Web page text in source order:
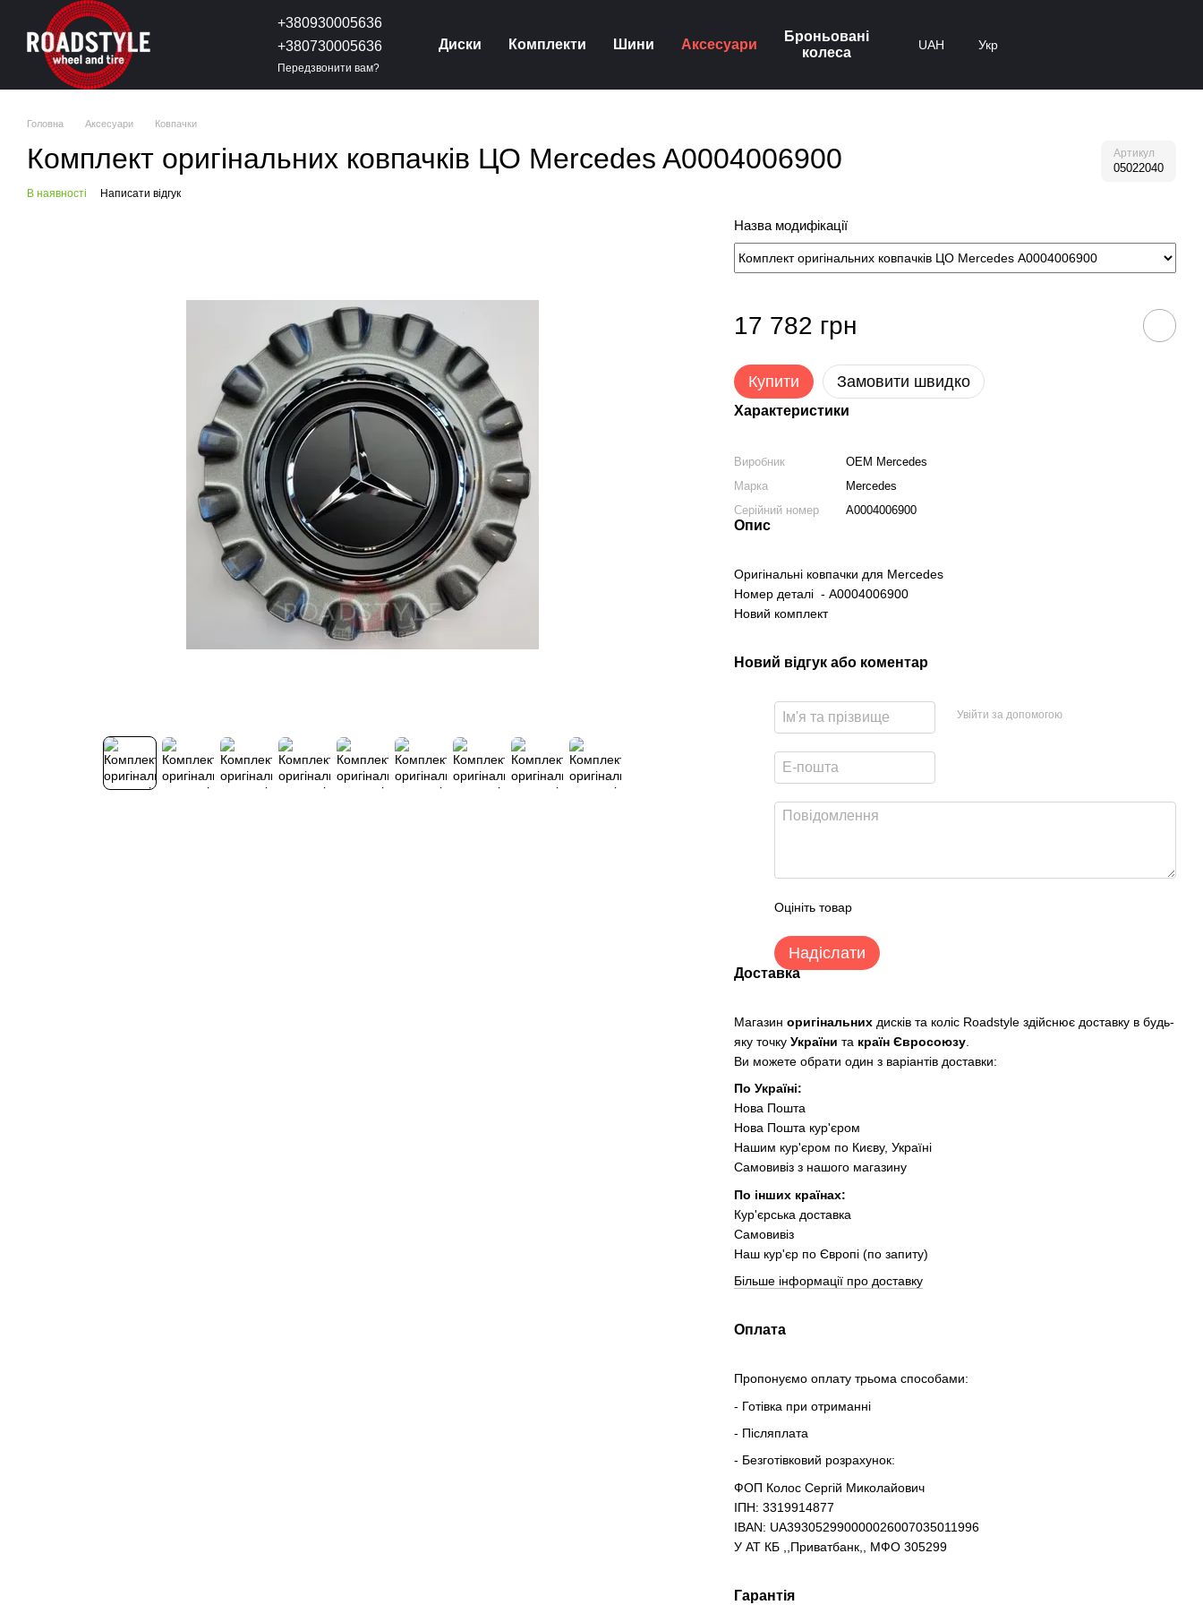
Перейти до основного контенту
+380930005636
+380730005636
Передзвонити вам?
Диски Комплекти Шини Аксесуари
Броньовані
колеса
UAH Укр
Головна Аксесуари Ковпачки
Комплект оригінальних ковпачків ЦО Mercedes A0004006900 Артикул
05022040
В наявності Написати відгук
Назва модифікації
17 782 грн
Купити Замовити швидко
Характеристики
Виробник
OEM Mercedes
Марка
Mercedes
Серійний номер
A0004006900
Опис
Оригінальні ковпачки для Mercedes
Номер деталі - A0004006900
Новий комплект
Новий відгук або коментар
Увійти за допомогою
Оцініть товар
Надіслати
Доставка
Магазиноригінальних дисків та коліс Roadstyle здійснює доставку в будь-
яку точкуУкраїнита країн Євросоюзу
Ви можете обрати один з варіантів доставки:
По Україні:
Нова Пошта
Нова Пошта кур'єром
Нашим кур'єром по Києву, Україні
Самовивіз з нашого магазину
По інших країнах:
Кур'єрська доставка
Самовивіз
Наш кур'єр по Європі (по запиту)
Більше інформації про доставку
Оплата
Пропонуємо оплату трьома способами:
- Готівка при отриманні
- Післяплата
- Безготівковий розрахунок:
ФОП Колос Сергій Миколайович
ІПН: 3319914877
IBAN: UA393052990000026007035011996
У АТ КБ ,,Приватбанк,, МФО 305299
Гарантія